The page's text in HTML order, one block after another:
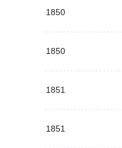
1850
1850
1851
1851